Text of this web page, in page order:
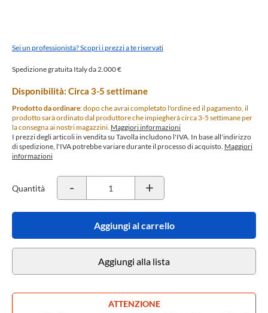
Sei un professionista? Scopri i prezzi a te riservati
Spedizione gratuita Italy da 2.000 €
Disponibilità: Circa 3-5 settimane
Prodotto da ordinare: dopo che avrai completato l'ordine ed il pagamento, il
prodotto sarà ordinato dal produttore che impiegherà circa 3-5 settimane per
la consegna ai nostri magazzini. Maggiori informazioni
I prezzi degli articoli in vendita su Tavolla includono l'IVA. In base all'indirizzo
di spedizione, l'IVA potrebbe variare durante il processo di acquisto. Maggiori
informazioni
Quantità - +
Aggiungi al carrello
Aggiungi alla lista
ATTENZIONE